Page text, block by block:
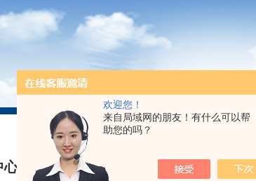
欢迎您！
来自局域网的朋友！有什么可以帮
助您的吗？
心 我的位置：首页 产品中心